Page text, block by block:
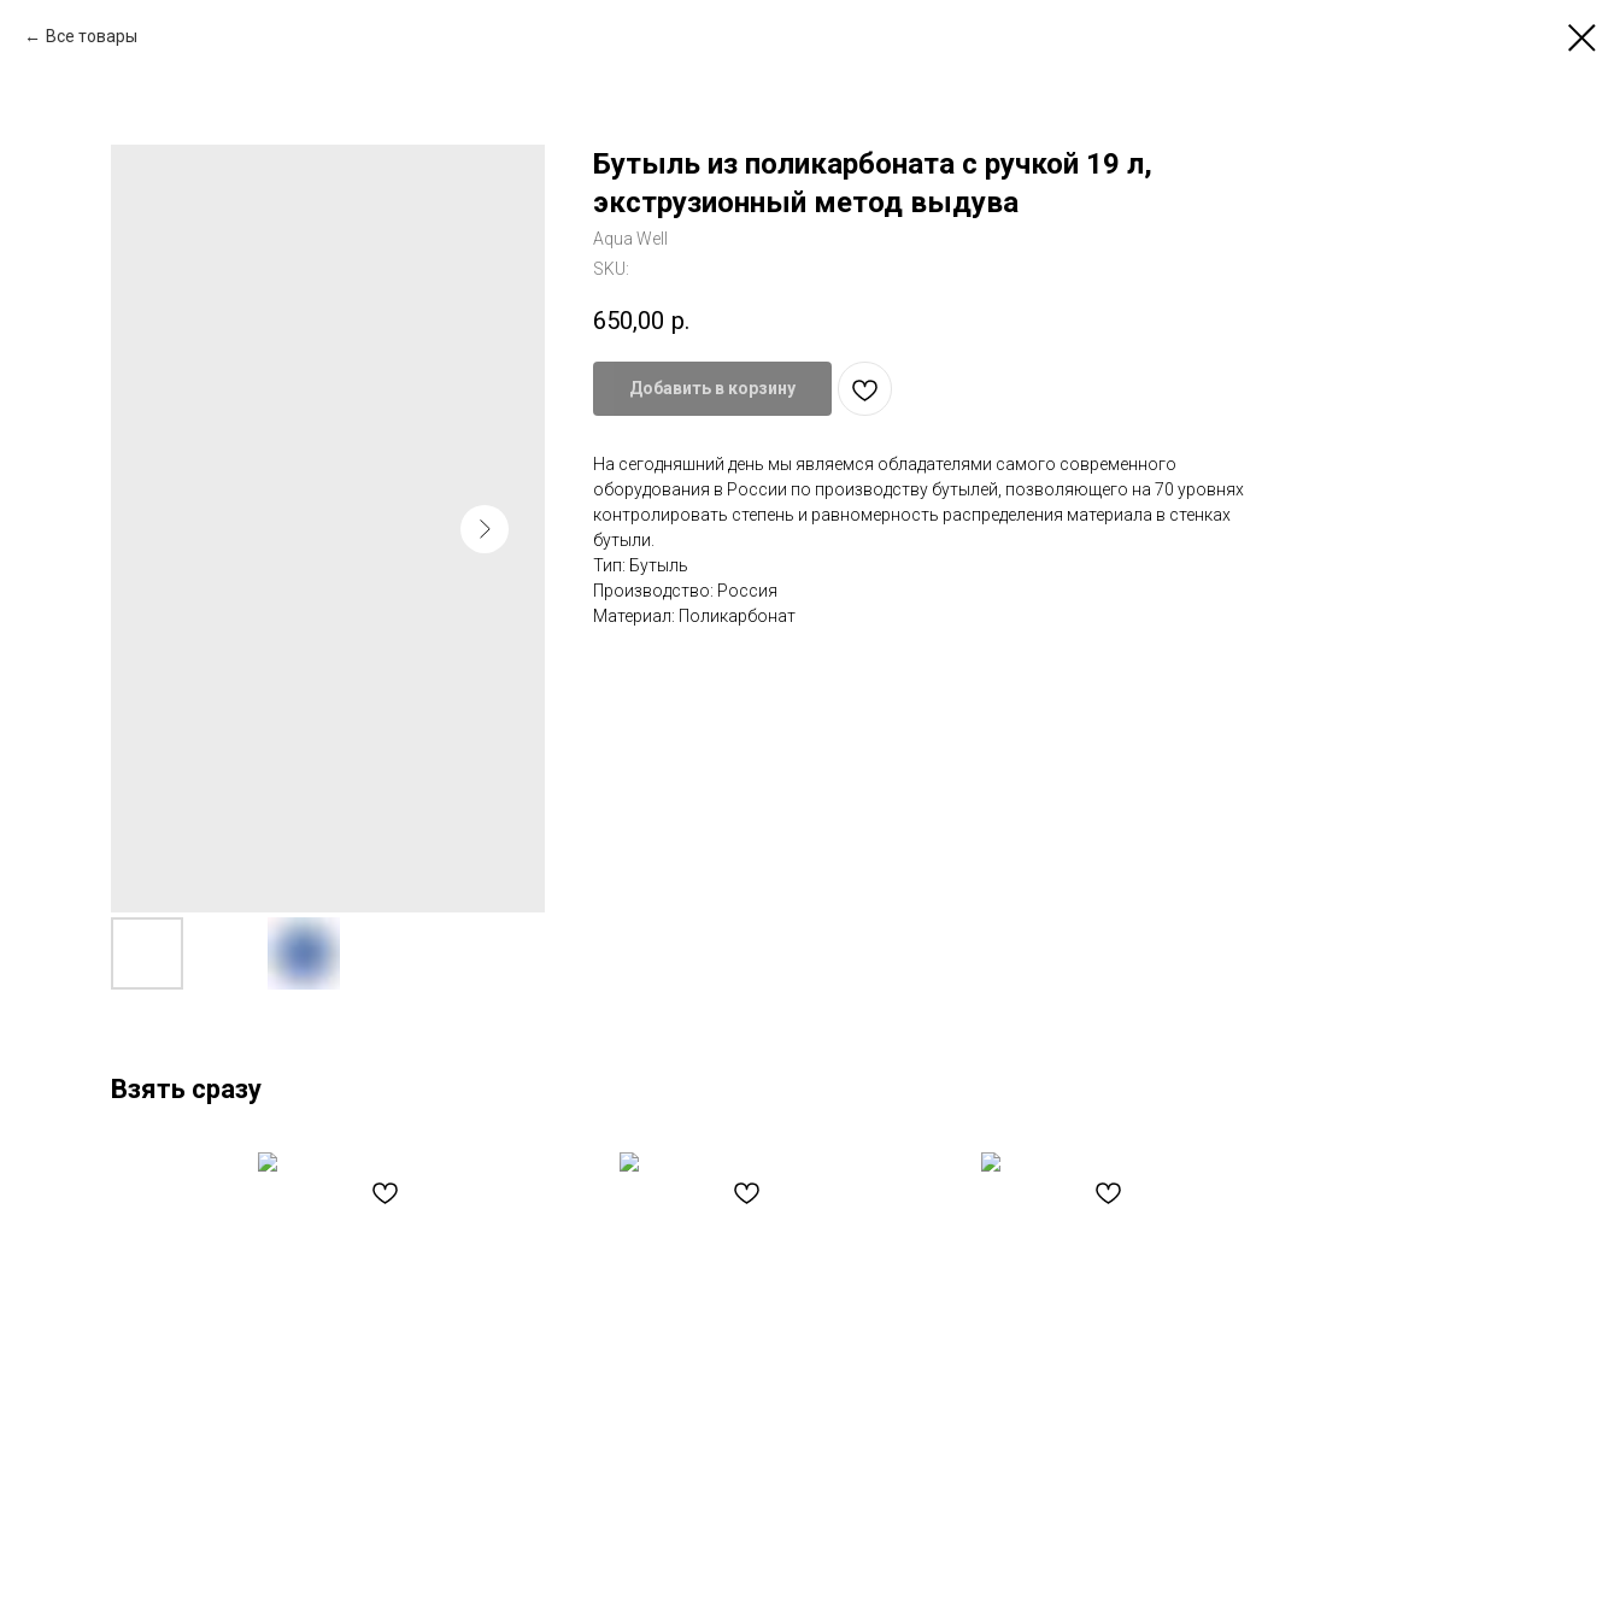
Все товары
Бутыль из поликарбоната с ручкой 19 л,
экструзионный метод выдува
Aqua Well
SKU:
650,00 р.
Добавить в корзину
На сегодняшний день мы являемся обладателями самого современного
оборудования в России по производству бутылей, позволяющего на 70 уровнях
контролировать степень и равномерность распределения материала в стенках
бутыли.
Тип: Бутыль
Производство: Россия
Материал: Поликарбонат
Взять сразу